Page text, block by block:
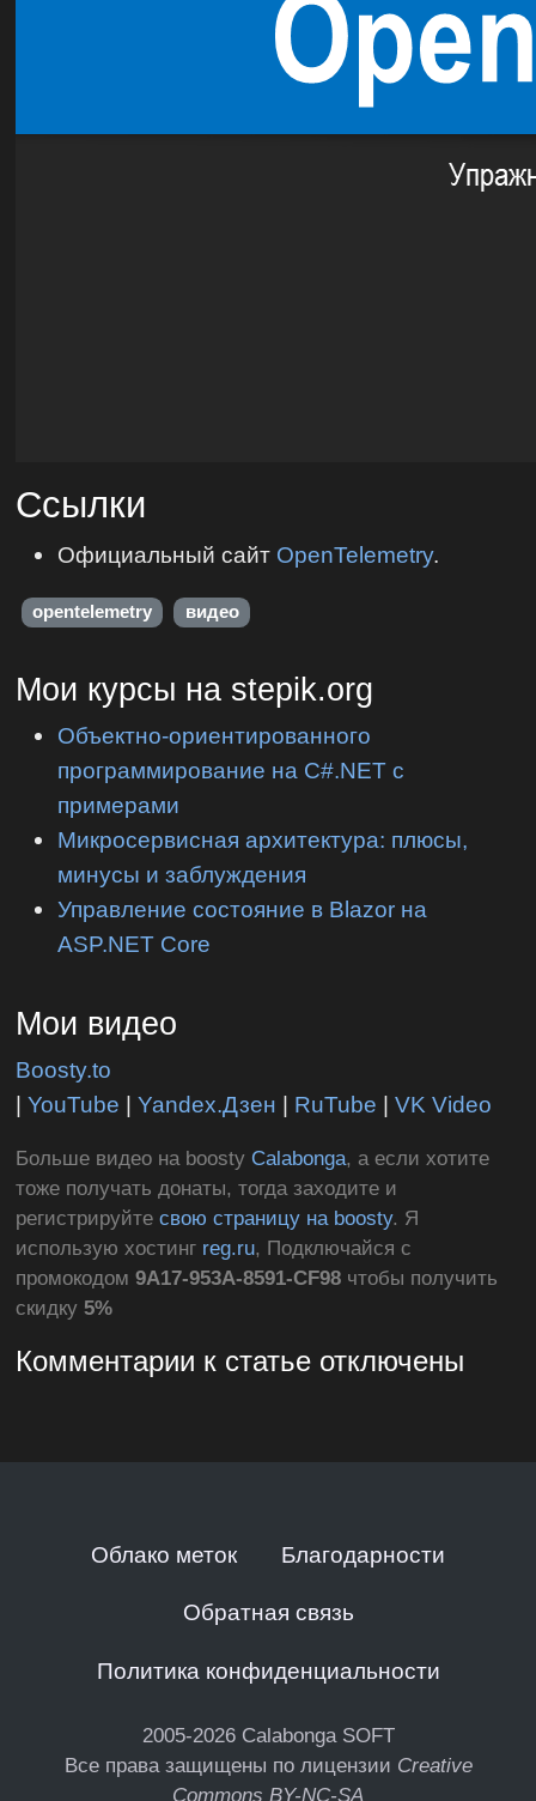
Ссылки
Официальный сайт OpenTelemetry.
opentelemetry видео
Мои курсы на stepik.org
Объектно-ориентированного
программирование на C#.NET с
примерами
Микросервисная архитектура: плюсы,
минусы и заблуждения
Управление состояние в Blazor на
ASP.NET Core
Мои видео
Boosty.to
|YouTube |Yandex.Дзен | RuTube |VK Video
Больше видео на boosty Calabonga, а если хотите
тоже получать донаты, тогда заходите и
регистрируйтесвою страницу на boosty. Я
использую хостинг reg.ru, Подключайся с
промокодом9A17-953A-8591-CF98 чтобы получить
скидку5%
Комментарии к статье отключены
Облако меток Благодарности
Обратная связь
Политика конфиденциальности
2005-2026 Calabonga SOFT
Все права защищены по лицензии Creative
Commons BY-NC-SA